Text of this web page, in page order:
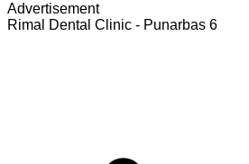
Advertisement
Rimal Dental Clinic - Punarbas 6